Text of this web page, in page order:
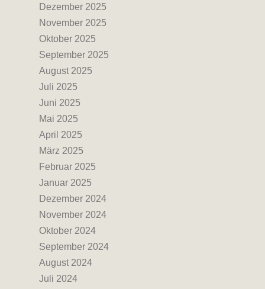
Dezember 2025
November 2025
Oktober 2025
September 2025
August 2025
Juli 2025
Juni 2025
Mai 2025
April 2025
März 2025
Februar 2025
Januar 2025
Dezember 2024
November 2024
Oktober 2024
September 2024
August 2024
Juli 2024